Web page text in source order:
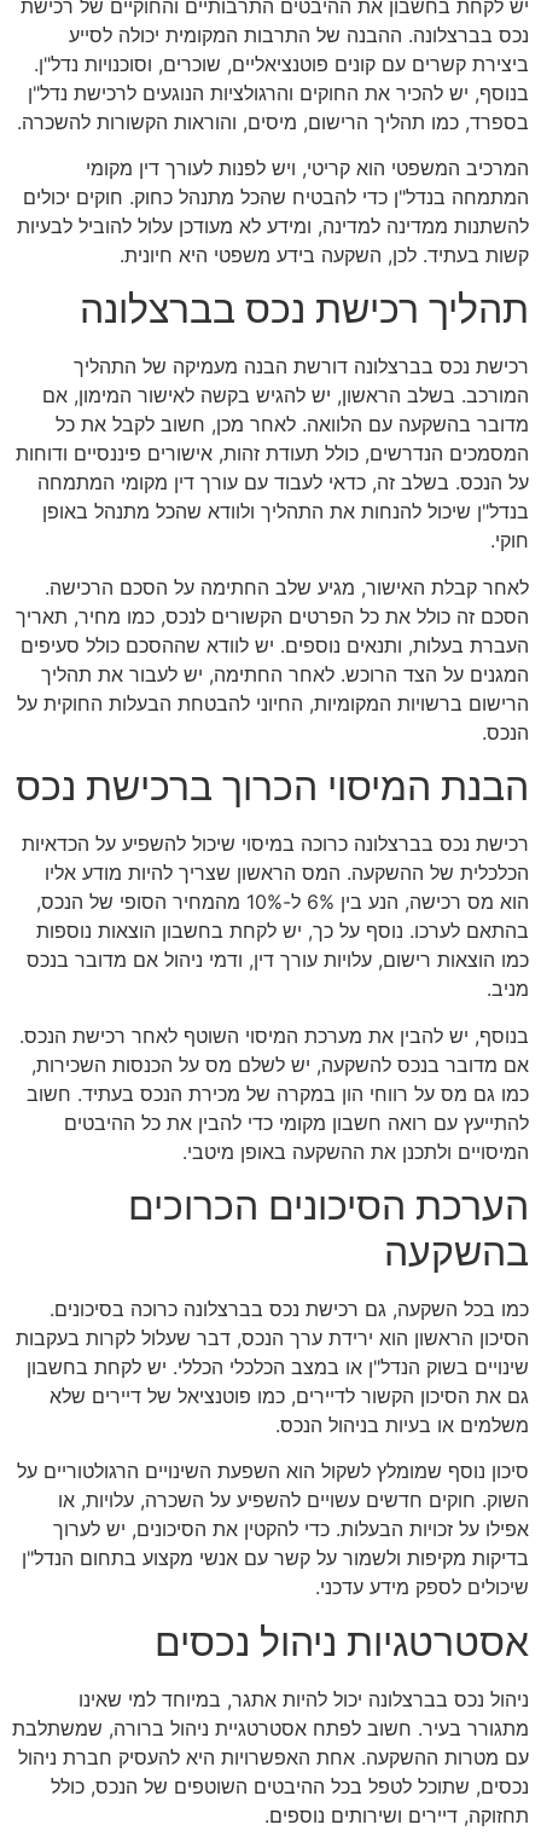
יש לקחת בחשבון את ההיבטים התרבותיים והחוקיים של רכישת
נכס בברצלונה. ההבנה של התרבות המקומית יכולה לסייע
ביצירת קשרים עם קונים פוטנציאליים, שוכרים, וסוכנויות נדל"ן.
בנוסף, יש להכיר את החוקים והרגולציות הנוגעים לרכישת נדל"ן
בספרד, כמו תהליך הרישום, מיסים, והוראות הקשורות להשכרה.
המרכיב המשפטי הוא קריטי, ויש לפנות לעורך דין מקומי
המתמחה בנדל"ן כדי להבטיח שהכל מתנהל כחוק. חוקים יכולים
להשתנות ממדינה למדינה, ומידע לא מעודכן עלול להוביל לבעיות
קשות בעתיד. לכן, השקעה בידע משפטי היא חיונית.
תהליך רכישת נכס בברצלונה
רכישת נכס בברצלונה דורשת הבנה מעמיקה של התהליך
המורכב. בשלב הראשון, יש להגיש בקשה לאישור המימון, אם
מדובר בהשקעה עם הלוואה. לאחר מכן, חשוב לקבל את כל
המסמכים הנדרשים, כולל תעודת זהות, אישורים פיננסיים ודוחות
על הנכס. בשלב זה, כדאי לעבוד עם עורך דין מקומי המתמחה
בנדל"ן שיכול להנחות את התהליך ולוודא שהכל מתנהל באופן
חוקי.
לאחר קבלת האישור, מגיע שלב החתימה על הסכם הרכישה.
הסכם זה כולל את כל הפרטים הקשורים לנכס, כמו מחיר, תאריך
העברת בעלות, ותנאים נוספים. יש לוודא שההסכם כולל סעיפים
המגנים על הצד הרוכש. לאחר החתימה, יש לעבור את תהליך
הרישום ברשויות המקומיות, החיוני להבטחת הבעלות החוקית על
הנכס.
הבנת המיסוי הכרוך ברכישת נכס
רכישת נכס בברצלונה כרוכה במיסוי שיכול להשפיע על הכדאיות
הכלכלית של ההשקעה. המס הראשון שצריך להיות מודע אליו
הוא מס רכישה, הנע בין 6% ל-10% מהמחיר הסופי של הנכס,
בהתאם לערכו. נוסף על כך, יש לקחת בחשבון הוצאות נוספות
כמו הוצאות רישום, עלויות עורך דין, ודמי ניהול אם מדובר בנכס
מניב.
בנוסף, יש להבין את מערכת המיסוי השוטף לאחר רכישת הנכס.
אם מדובר בנכס להשקעה, יש לשלם מס על הכנסות השכירות,
כמו גם מס על רווחי הון במקרה של מכירת הנכס בעתיד. חשוב
להתייעץ עם רואה חשבון מקומי כדי להבין את כל ההיבטים
המיסויים ולתכנן את ההשקעה באופן מיטבי.
הערכת הסיכונים הכרוכים
בהשקעה
כמו בכל השקעה, גם רכישת נכס בברצלונה כרוכה בסיכונים.
הסיכון הראשון הוא ירידת ערך הנכס, דבר שעלול לקרות בעקבות
שינויים בשוק הנדל"ן או במצב הכלכלי הכללי. יש לקחת בחשבון
גם את הסיכון הקשור לדיירים, כמו פוטנציאל של דיירים שלא
משלמים או בעיות בניהול הנכס.
סיכון נוסף שמומלץ לשקול הוא השפעת השינויים הרגולטוריים על
השוק. חוקים חדשים עשויים להשפיע על השכרה, עלויות, או
אפילו על זכויות הבעלות. כדי להקטין את הסיכונים, יש לערוך
בדיקות מקיפות ולשמור על קשר עם אנשי מקצוע בתחום הנדל"ן
שיכולים לספק מידע עדכני.
אסטרטגיות ניהול נכסים
ניהול נכס בברצלונה יכול להיות אתגר, במיוחד למי שאינו
מתגורר בעיר. חשוב לפתח אסטרטגיית ניהול ברורה, שמשתלבת
עם מטרות ההשקעה. אחת האפשרויות היא להעסיק חברת ניהול
נכסים, שתוכל לטפל בכל ההיבטים השוטפים של הנכס, כולל
תחזוקה, דיירים ושירותים נוספים.